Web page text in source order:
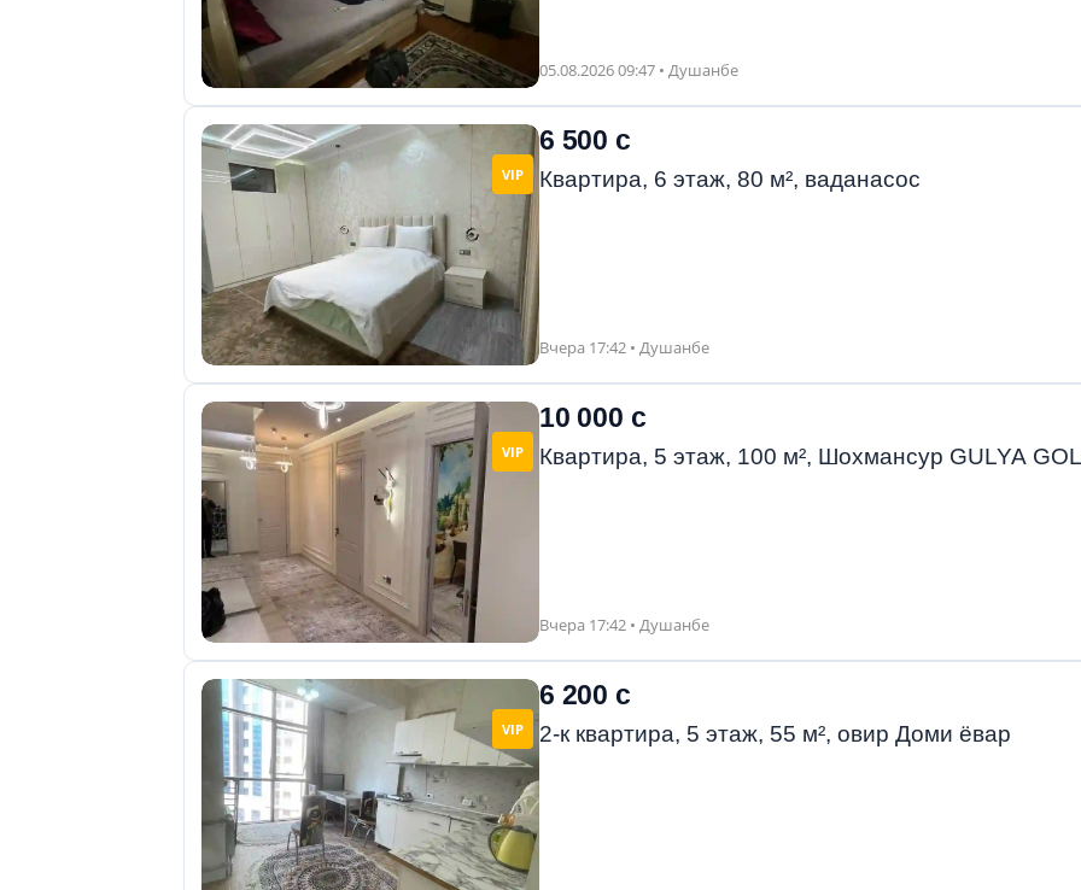
05.08.2026 09:47 • Душанбе
VIP
6 500 с
Квартира, 6 этаж, 80 м², ваданасос
Вчера 17:42 • Душанбе
VIP
10 000 с
Квартира, 5 этаж, 100 м², Шохмансур GULYA
Вчера 17:42 • Душанбе
VIP
6 200 с
2-к квартира, 5 этаж, 55 м², овир Доми ёвар